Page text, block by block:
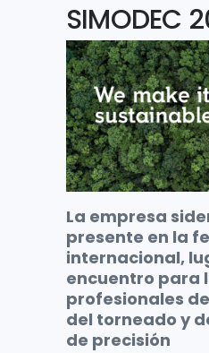
SIMODEC
La empresa
presente en la
internacional,
encuentro para
profesionales
del torneado y
de precisión